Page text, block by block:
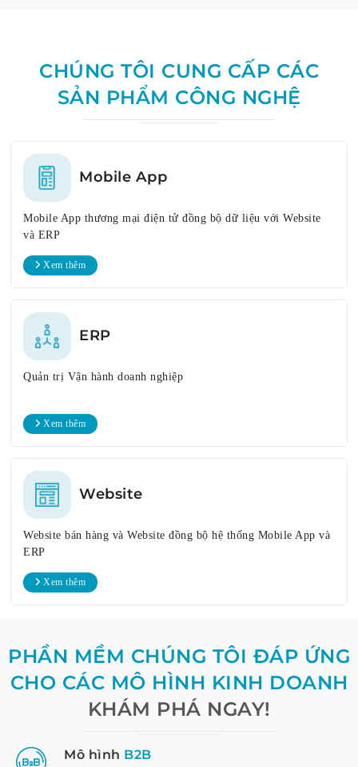
CHÚNG TÔI CUNG CẤP CÁC
SẢN PHẨM CÔNG NGHỆ
Mobile App
Mobile App thương mại điện tử đồng bộ dữ liệu với Website
và ERP
Xem thêm
ERP
Quản trị Vận hành doanh nghiệp
Xem thêm
Website
Website bán hàng và Website đồng bộ hệ thống Mobile App và
ERP
Xem thêm
PHẦN MỀM CHÚNG TÔI ĐÁP ỨNG
CHO CÁC MÔ HÌNH KINH DOANH
KHÁM PHÁ NGAY!
Mô hình B2B